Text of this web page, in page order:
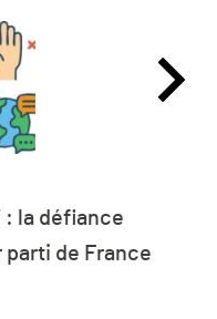
: la défiance
de France